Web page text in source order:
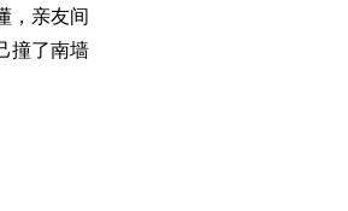
，亲友间
撞了南墙